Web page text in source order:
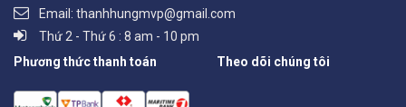
Email: thanhhungmvp@gmail.com
Thứ 2 - Thứ 6 : 8 am - 10 pm
Phương thức thanh toán
Theo dõi chúng tôi